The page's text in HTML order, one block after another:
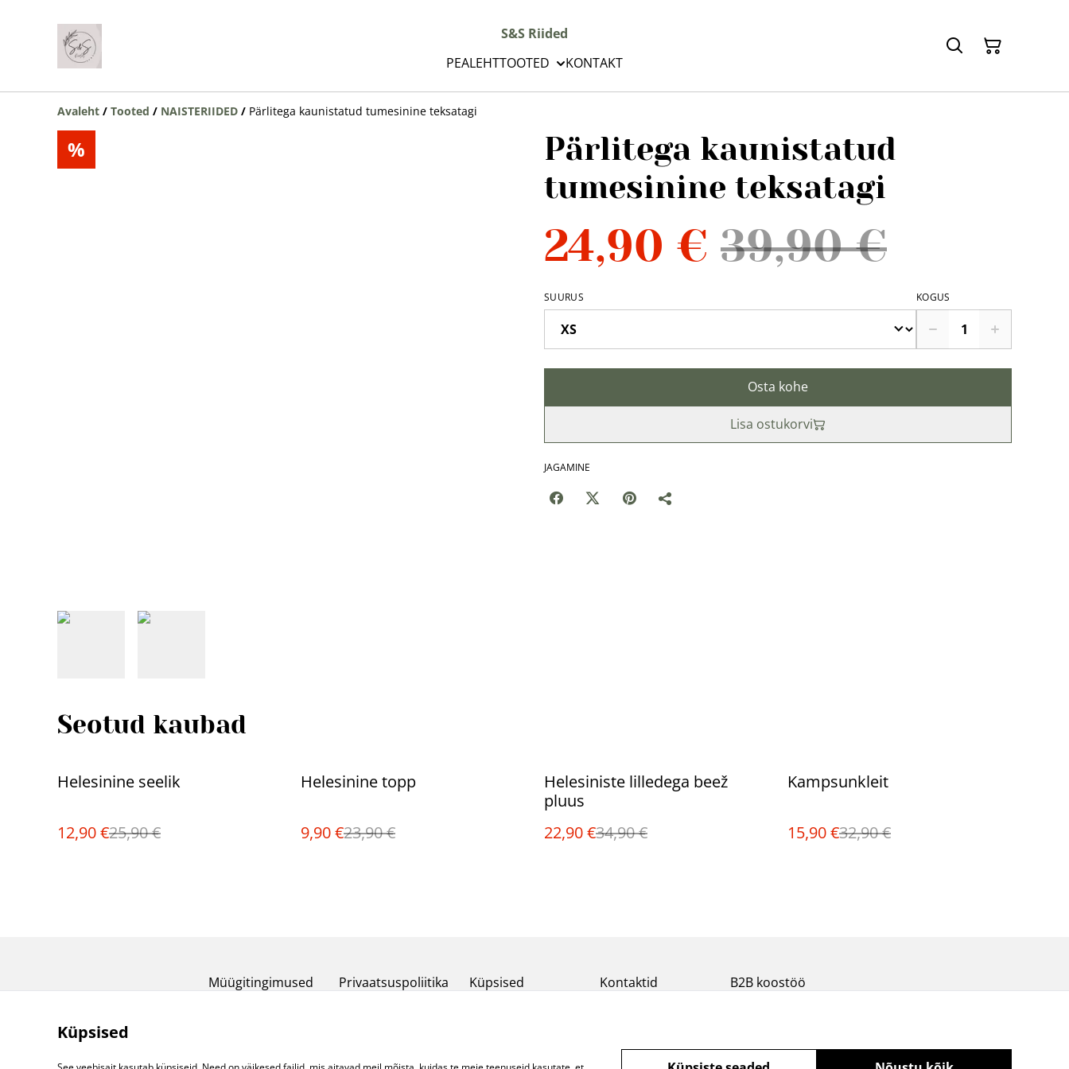
S&S Riided
PEALEHTTOOTED KONTAKT
Avaleht / Tooted / NAISTERIIDED / Pärlitega kaunistatud tumesinine teksatagi
%
Pärlitega kaunistatud
tumesinine teksatagi
24,90 € 39,90 €
SUURUS KOGUS
Osta kohe
Lisa ostukorvi
JAGAMINE
Seotud kaubad
%
Helesinine seelik
12,90 €25,90 €
%
Helesinine topp
9,90 €23,90 €
%
Helesiniste lilledega beež
pluus
22,90 €34,90 €
%
Kampsunkleit
15,90 €32,90 €
Müügitingimused Privaatsuspoliitika Küpsised Kontaktid B2B koostöö
Küpsised